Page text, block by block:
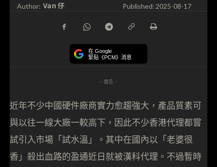
Author: Van 仔 Published: 2025-08-17
在 Google
緊貼《PCM》消息
- 廣告 -
近年不少中國硬件廠商實力愈趨強大，產品質素可
與以往一線大廠一較高下，因此不少香港代理都嘗
試引入市場「試水溫」。其中在國內以「老婆很
香」殺出血路的盈通近日就被漢科代理。不過暫時